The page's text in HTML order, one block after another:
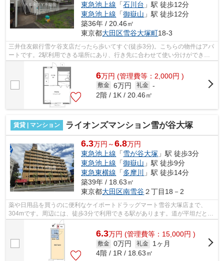
東急池上線 「石川台 」駅 徒歩12分
東急池上線 「御嶽山 」駅 徒歩12分
築36年 / 20.46㎡
東京都大田区雪谷大塚町18-3
三井住友銀行雪ケ谷支店だったら歩いてすぐ(徒歩3分)。こちらの物件はアパ
ートです。2駅利用できる場所にあり、行き先に合わせて使い分けができま
す。徒歩4分に駅がある物件です。最上...
6万円 (管理費等：2,000円 )
敷金 6万円 礼金 -
2階 / 1K / 20.46㎡
賃貸 | マンション ライオンズマンション雪が谷大塚
6.3万円～6.8万円
東急池上線 「雪が谷大塚 」駅 徒歩3分
東急池上線 「御嶽山 」駅 徒歩9分
東急東横線 「多摩川
」駅 徒歩14分
築39年 / 18.63㎡
東京都大田区南雪谷２丁目18－2
薬や日用品を買うのに便利なケイポートドラッグマート雪谷大塚店まで、
304mです。周辺には、徒歩3分で利用できる駅があります。道が平坦だと買
い物も快適にできますね。陽当りの良さが...
6.3万円 (管理費等：15,000円 )
敷金 0万円 礼金
1ヶ月
4階 / 1R / 18.63㎡